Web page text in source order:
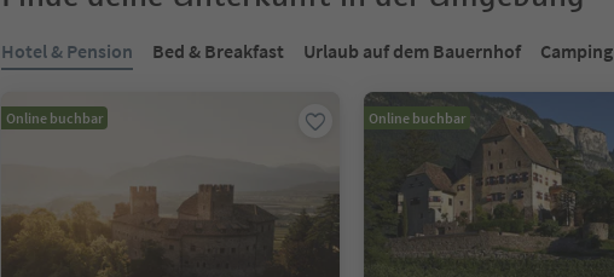
Hotel & Pension Bed & Breakfast Urlaub auf dem Bauernhof Camping
Online buchbar Online buchbar